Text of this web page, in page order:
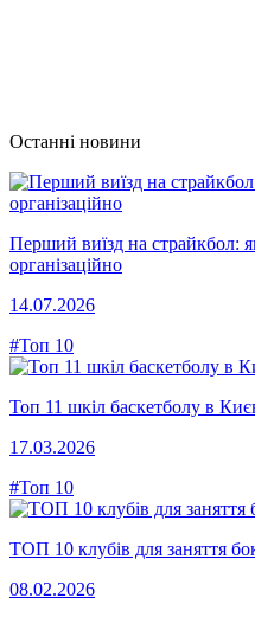
Останні новини
Перший виїзд на страйкбол:
організаційно
14.07.2026
#Топ 10
Топ 11 шкіл баскетболу в
17.03.2026
#Топ 10
ТОП 10 клубів для заняття
08.02.2026